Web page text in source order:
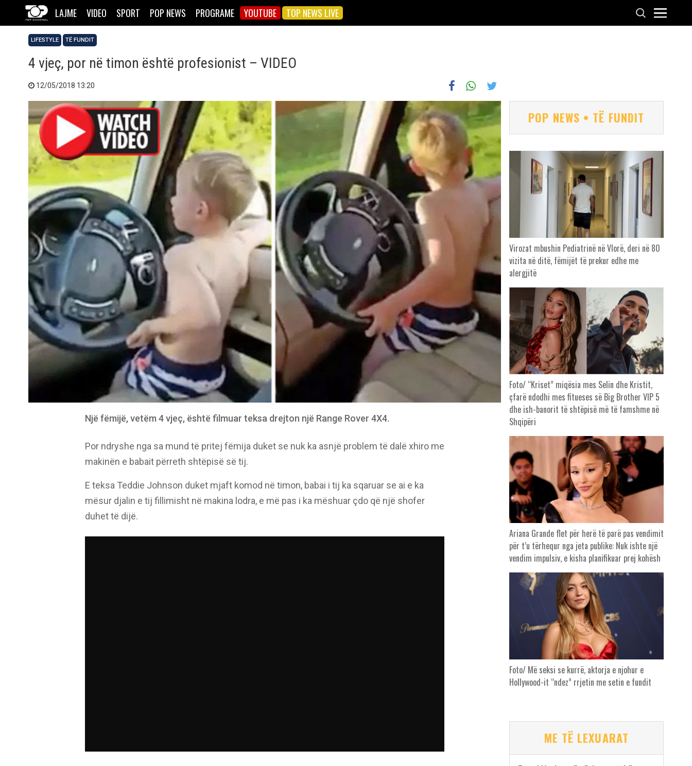
LAJME VIDEO SPORT POP NEWS PROGRAME YOUTUBE TOP NEWS LIVE
LIFESTYLE TË FUNDIT
4 vjeç, por në timon është profesionist – VIDEO
12/05/2018 13:20
Një fëmijë, vetëm 4 vjeç, është filmuar teksa drejton një Range Rover 4X4.
Por ndryshe nga sa mund të pritej fëmija duket se nuk ka asnjë problem të dalë xhiro me
makinën e babait përreth shtëpisë së tij.
E teksa Teddie Johnson duket mjaft komod në timon, babai i tij ka sqaruar se ai e ka
mësur djalin e tij fillimisht në makina lodra, e më pas i ka mëshuar çdo që një shofer
duhet të dijë.
POP NEWS • TË FUNDIT
Virozat mbushin Pediatrinë në Vlorë, deri në 80
vizita në ditë, fëmijët të prekur edhe me
alergjitë
Foto/ “Kriset” miqësia mes Selin dhe Kristit,
çfarë ndodhi mes fitueses së Big Brother VIP 5
dhe ish-banorit të shtëpisë më të famshme në
Shqipëri
Ariana Grande flet për herë të parë pas vendimit
për t’u tërhequr nga jeta publike: Nuk ishte një
vendim impulsiv, e kisha planifikuar prej kohësh
Foto/ Më seksi se kurrë, aktorja e njohur e
Hollywood-it “ndez” rrjetin me setin e fundit
ME TË LEXUARAT